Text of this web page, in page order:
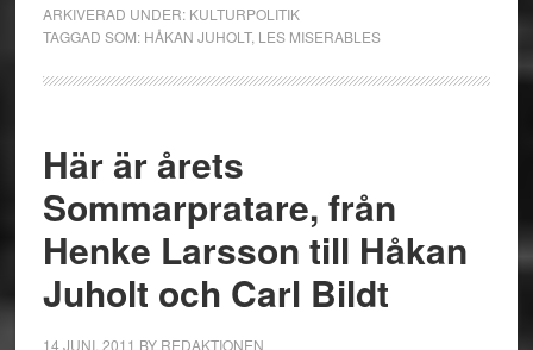
ARKIVERAD UNDER: KULTURPOLITIK
TAGGAD SOM: HÅKAN JUHOLT, LES MISERABLES
Här är årets
Sommarpratare, från
Henke Larsson till Håkan
Juholt och Carl Bildt
14 JUNI, 2011 BY REDAKTIONEN